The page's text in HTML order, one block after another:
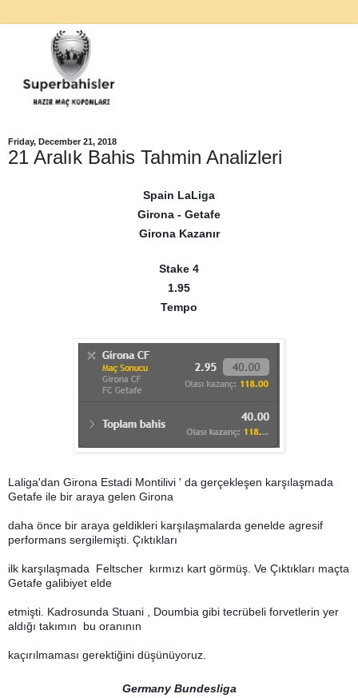
Friday, December 21, 2018
21 Aralık Bahis Tahmin Analizleri
Spain LaLiga
Girona - Getafe
Girona Kazanır
Stake 4
1.95
Tempo
Laliga'dan Girona Estadi Montilivi ' da gerçekleşen karşılaşmada
Getafe ile bir araya gelen Girona
daha önce bir araya geldikleri karşılaşmalarda genelde agresif
performans sergilemişti. Çıktıkları
ilk karşılaşmada Feltscher kırmızı kart görmüş. Ve Çıktıkları maçta
Getafe galibiyet elde
etmişti. Kadrosunda Stuani , Doumbia gibi tecrübeli forvetlerin yer
aldığı takımın bu oranının
kaçırılmaması gerektiğini düşünüyoruz.
Germany Bundesliga